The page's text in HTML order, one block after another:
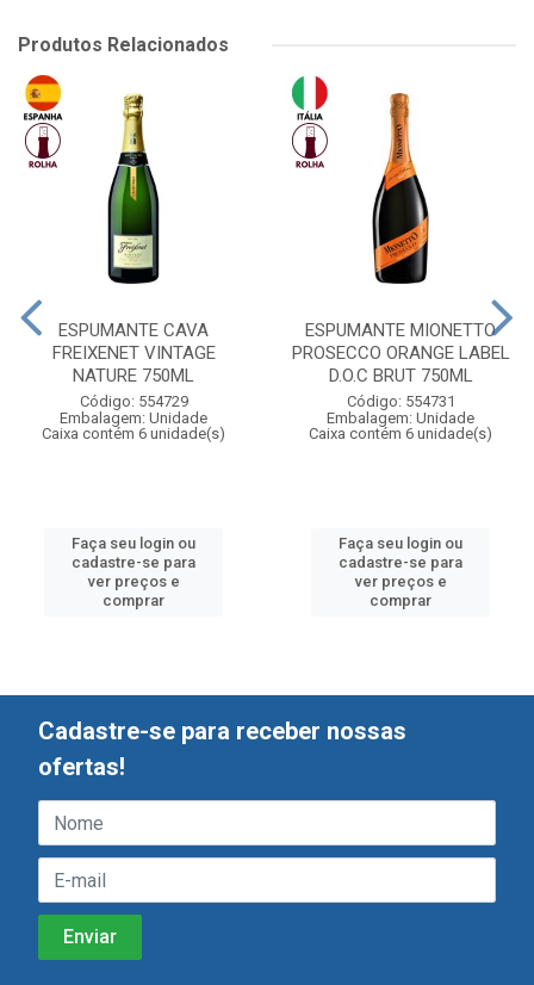
Produtos Relacionados
ESPUMANTE CAVA
FREIXENET VINTAGE
NATURE 750ML
Código: 554729
Embalagem: Unidade
Caixa contém 6 unidade(s)
Faça seu login ou
cadastre-se para
ver preços e
comprar
ESPUMANTE MIONETTO
PROSECCO ORANGE LABEL
D.O.C BRUT 750ML
Código: 554731
Embalagem: Unidade
Caixa contém 6 unidade(s)
Faça seu login ou
cadastre-se para
ver preços e
comprar
Cadastre-se para receber nossas
ofertas!